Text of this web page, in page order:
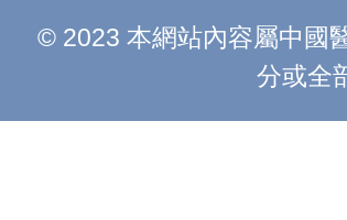
© 2023 本網站內容屬中國
分或全